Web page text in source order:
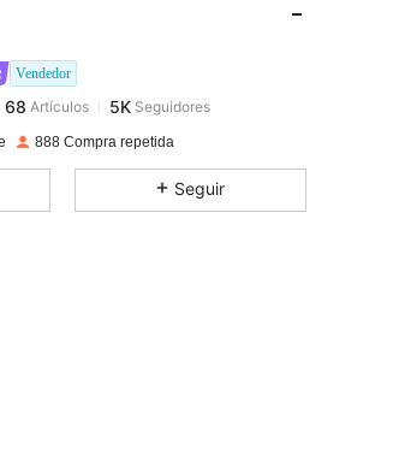
Vendedor
68Artículos
Hace 1 día
888 Compra repetida
Seguir